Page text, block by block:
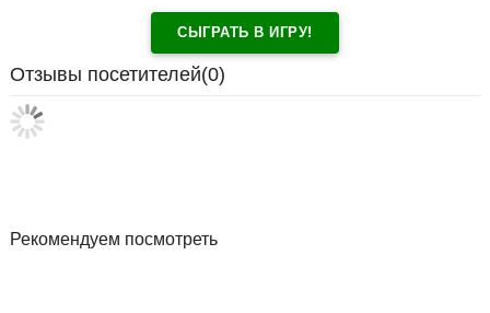
СЫГРАТЬ В ИГРУ!
Отзывы посетителей(0)
Рекомендуем посмотреть